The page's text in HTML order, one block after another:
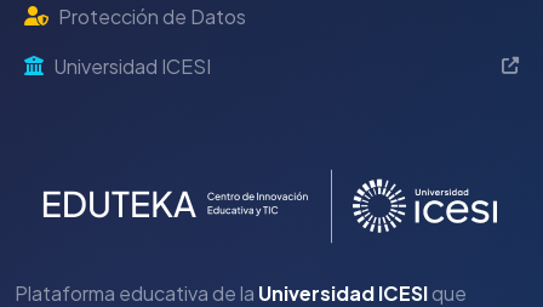
Protección de Datos
Universidad ICESI
Plataforma educativa de la Universidad ICESIque